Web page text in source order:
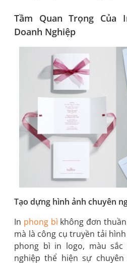
Tầm Quan Trọng Của
Doanh Nghiệp
Tạo dựng hình ảnh chuyên
In phong bì không đơn
mà là công cụ truyền tải
phong bì in logo, màu
nghiệp thể hiện sự